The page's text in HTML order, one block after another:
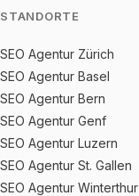
STANDORTE
SEO Agentur Zürich
SEO Agentur Basel
SEO Agentur Bern
SEO Agentur Genf
SEO Agentur Luzern
SEO Agentur St. Gallen
SEO Agentur Winterthur